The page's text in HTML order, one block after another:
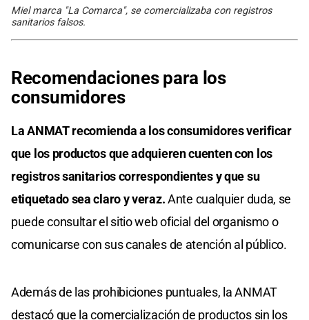
Miel marca "La Comarca", se comercializaba con registros
sanitarios falsos.
Recomendaciones para los
consumidores
La ANMAT recomienda a los consumidores verificar
que los productos que adquieren cuenten con los
registros sanitarios correspondientes y que su
etiquetado sea claro y veraz.Ante cualquier duda, se
puede consultar el sitio web oficial del organismo o
comunicarse con sus canales de atención al público.
Además de las prohibiciones puntuales, la ANMAT
destacó que la comercialización de productos sin los